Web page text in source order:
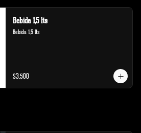
Bebida 1,5 lts
Bebida 1,5 lts
$3.500